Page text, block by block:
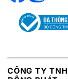
CÔNG TY